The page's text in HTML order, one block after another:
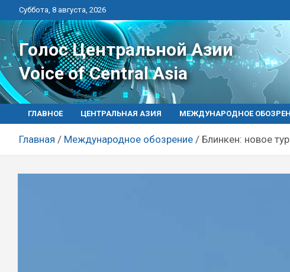
Перейти
к
контенту
Суббота, 8 августа, 2026
Голос Центральной Азии
Voice of Central Asia
ГЛАВНОЕ ЦЕНТРАЛЬНАЯ АЗИЯ МЕЖДУНАРОДНОЕ
Главная Международное обозрение Блинкен: новое